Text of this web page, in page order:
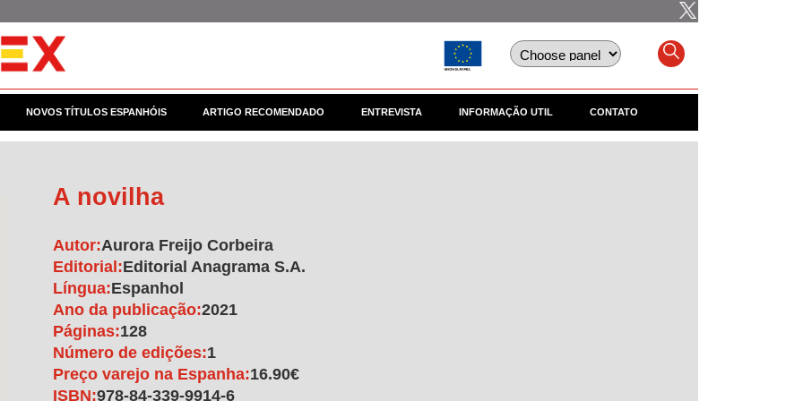
NOVOS TÍTULOS ESPANHÓIS ARTIGO RECOMENDADO ENTREVISTA INFORMAÇÃO UTIL CONTATO
A novilha
Autor:Aurora Freijo Corbeira
Editorial:Editorial Anagrama S.A.
Língua:Espanhol
Ano da publicação:2021
Páginas:128
Número de edições:1
Preço varejo na Espanha:16.90€
ISBN:978-84-339-9914-6